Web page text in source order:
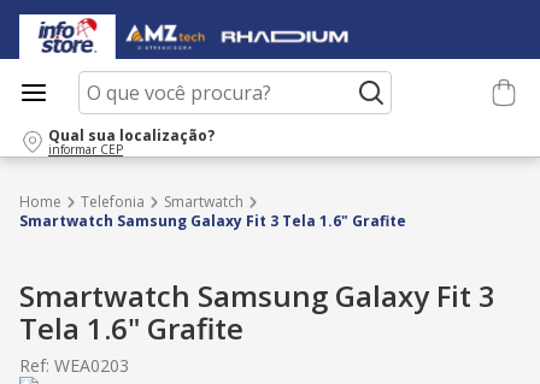
O que você procura?
Qual sua localização?
informar CEP
Telefonia
Smartwatch
Smartwatch Samsung Galaxy Fit 3 Tela 1.6" Grafite
Smartwatch Samsung Galaxy Fit 3
Tela 1.6" Grafite
Ref: WEA0203